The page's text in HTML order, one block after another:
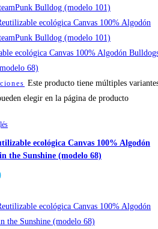
Este producto tiene múltiples
elegir en la página de producto
ecológica Canvas 100% Algodón
the Sunshine (modelo 68)